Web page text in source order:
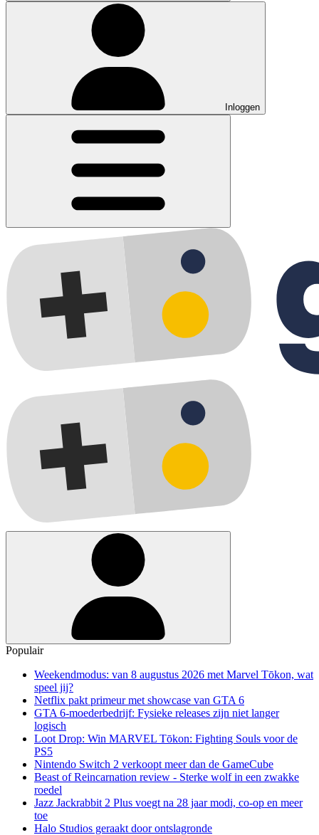
Inloggen
Populair
Weekendmodus: van 8 augustus 2026 met Marvel Tōkon, wat
speel jij?
Netflix pakt primeur met showcase van GTA 6
GTA 6-moederbedrijf: Fysieke releases zijn niet langer
logisch
Loot Drop: Win MARVEL Tōkon: Fighting Souls voor de
PS5
Nintendo Switch 2 verkoopt meer dan de GameCube
Beast of Reincarnation review - Sterke wolf in een zwakke
roedel
Jazz Jackrabbit 2 Plus voegt na 28 jaar modi, co-op en meer
toe
Halo Studios geraakt door ontslagronde